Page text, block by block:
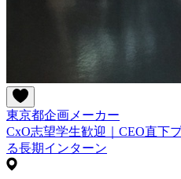
東京都企画 メーカー
CxO志望学生歓迎｜CEO直下
る長期インターン